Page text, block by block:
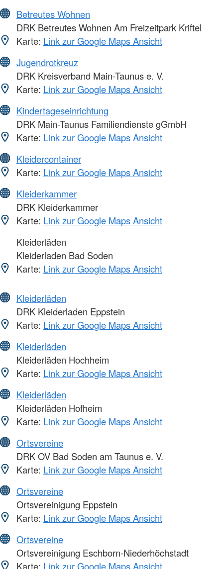
Betreutes Wohnen
DRK Betreutes Wohnen Am Freizeitpark Kriftel
Karte: Link zur Google Maps Ansicht
Jugendrotkreuz
DRK Kreisverband Main-Taunus e. V.
Karte: Link zur Google Maps Ansicht
Kindertageseinrichtung
DRK Main-Taunus Familiendienste gGmbH
Karte: Link zur Google Maps Ansicht
Kleidercontainer
Karte: Link zur Google Maps Ansicht
Kleiderkammer
DRK Kleiderkammer
Karte: Link zur Google Maps Ansicht
Kleiderläden
Kleiderladen Bad Soden
Karte: Link zur Google Maps Ansicht
Kleiderläden
DRK Kleiderladen Eppstein
Karte: Link zur Google Maps Ansicht
Kleiderläden
Kleiderläden Hochheim
Karte: Link zur Google Maps Ansicht
Kleiderläden
Kleiderläden Hofheim
Karte: Link zur Google Maps Ansicht
Ortsvereine
DRK OV Bad Soden am Taunus e. V.
Karte: Link zur Google Maps Ansicht
Ortsvereine
Ortsvereinigung Eppstein
Karte: Link zur Google Maps Ansicht
Ortsvereine
Ortsvereinigung Eschborn-Niederhöchstadt
Karte: Link zur Google Maps Ansicht